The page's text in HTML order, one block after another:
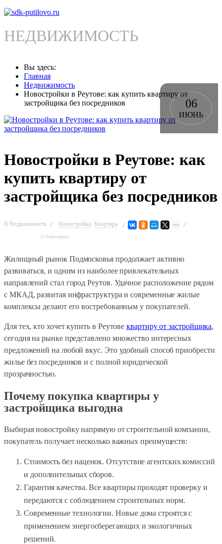
НЕДВИЖИМОСТЬ
Вы здесь:
Главная
Недвижимость
Новостройки в Реутове: как купить квартиру от
застройщика без посредников
06
ИЮНЬ
Новостройки в Реутове: как
купить квартиру от
застройщика без посредников
В Недвижимость Новостройка Квартира
(1 Голосовать)
Жилищный рынок Подмосковья продолжает активно
развиваться, и одним из наиболее привлекательных
направлений стал город Реутов. Удачное расположение рядом
с МКАД, развитая инфраструктура и современные жилые
комплексы делают его востребованным у покупателей.
Для тех, кто хочет купить в Реутовеквартиру от застройщика,
сегодня на рынке представлено множество интересных
предложений на любой вкус. Это удобный способ приобрести
жилье без посредников и с полной юридической
прозрачностью.
Почему покупка квартиры у
застройщика выгодна
Выбирая новостройку напрямую от строительной компании,
покупатель получает несколько важных преимуществ:
Стоимость без наценок. Отсутствие агентских комиссий
и дополнительных сборов.
Гарантия качества. Все квартиры проходят проверку и
передаются с соблюдением строительных норм.
Современные технологии. Новые дома строятся с
применением энергосберегающих и экологичных
решений.